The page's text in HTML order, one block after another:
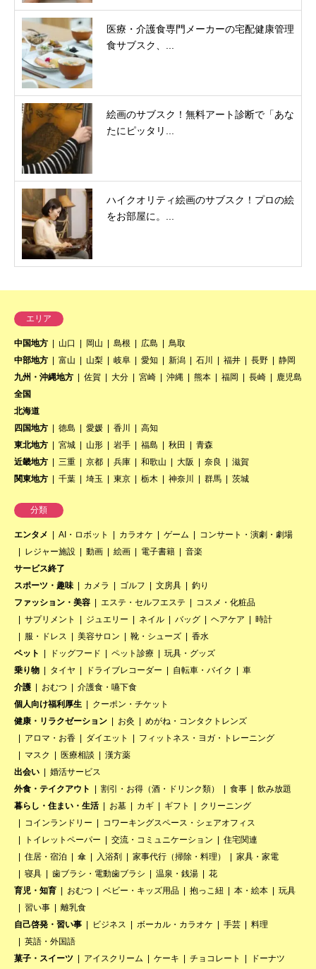
医療・介護食専門メーカーの宅配健康管理
食サブスク、...
絵画のサブスク！無料アート診断で「あな
たにピッタリ...
ハイクオリティ絵画のサブスク！プロの絵
をお部屋に。...
エリア
中国地方 山口 岡山 島根 広島
鳥取
中部地方
富山 山梨 岐阜 愛知 新潟 石川 福井 長野
静岡
九州・沖縄地方
佐賀 大分 宮崎 沖縄 熊本 福岡 長崎
鹿児島
全国
北海道
四国地方
徳島 愛媛 香川
高知
東北地方
宮城 山形 岩手 福島 秋田
青森
近畿地方
三重 京都 兵庫 和歌山 大阪 奈良
滋賀
関東地方
千葉 埼玉 東京 栃木 神奈川 群馬 茨城
分類
エンタメ AI・ロボット カラオケ ゲーム
コンサート・演劇・劇場
レジャー施設
動画 絵画 電子書籍
音楽
サービス終了
スポーツ・趣味
カメラ ゴルフ 文房具
釣り
ファッション・美容
エステ・セルフエステ
コスメ・化粧品
サプリメント
ジュエリー ネイル バッグ ヘアケア
時計
服・ドレス
美容サロン 靴・シューズ
香水
ペット
ドッグフード ペット診療
玩具・グッズ
乗り物
タイヤ ドライブレコーダー 自転車・バイク
車
介護
おむつ
介護食・嚥下食
個人向け福利厚生
クーポン・チケット
健康・リラクゼーション
お灸
めがね・コンタクトレンズ
アロマ・お香
ダイエット
フィットネス・ヨガ・トレーニング
マスク
医療相談
漢方薬
出会い
婚活サービス
外食・テイクアウト
割引・お得（酒・ドリンク類） 食事
飲み放題
暮らし・住まい・生活
お墓 カギ ギフト
クリーニング
コインランドリー
コワーキングスペース・シェアオフィス
トイレットペーパー
交流・コミュニケーション
住宅関連
住居・宿泊
傘 入浴剤 家事代行（掃除・料理）
家具・家電
寝具
歯ブラシ・電動歯ブラシ 温泉・銭湯
花
育児・知育
おむつ ベビー・キッズ用品 抱っこ紐 本・絵本
玩具
習い事
離乳食
自己啓発・習い事
ビジネス ボーカル・カラオケ 手芸
料理
英語・外国語
菓子・スイーツ
アイスクリーム ケーキ チョコレート ドーナツ